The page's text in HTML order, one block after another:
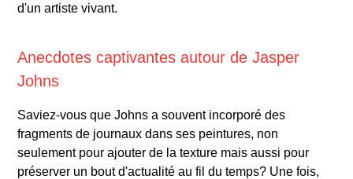
d'un artiste vivant.
Anecdotes captivantes autour de Jasper
Johns
Saviez-vous que Johns a souvent incorporé des
fragments de journaux dans ses peintures, non
seulement pour ajouter de la texture mais aussi pour
préserver un bout d'actualité au fil du temps? Une fois,